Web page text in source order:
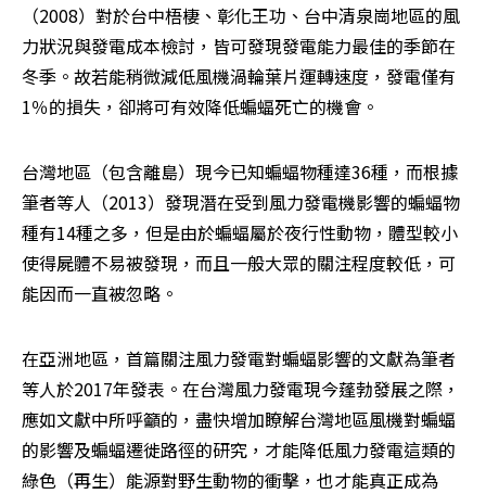
（2008）對於台中梧棲、彰化王功、台中清泉崗地區的風
力狀況與發電成本檢討，皆可發現發電能力最佳的季節在
冬季。故若能稍微減低風機渦輪葉片運轉速度，發電僅有
1％的損失，卻將可有效降低蝙蝠死亡的機會。
台灣地區（包含離島）現今已知蝙蝠物種達36種，而根據
筆者等人（2013）發現潛在受到風力發電機影響的蝙蝠物
種有14種之多，但是由於蝙蝠屬於夜行性動物，體型較小
使得屍體不易被發現，而且一般大眾的關注程度較低，可
能因而一直被忽略。
在亞洲地區，首篇關注風力發電對蝙蝠影響的文獻為筆者
等人於2017年發表。在台灣風力發電現今蓬勃發展之際，
應如文獻中所呼籲的，盡快增加瞭解台灣地區風機對蝙蝠
的影響及蝙蝠遷徙路徑的研究，才能降低風力發電這類的
綠色（再生）能源對野生動物的衝擊，也才能真正成為